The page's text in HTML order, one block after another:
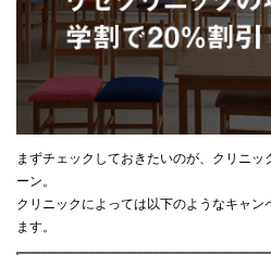
まずチェックしておきたいのが、クリニ
ーン。
クリニックによっては以下のようなキャン
ます。